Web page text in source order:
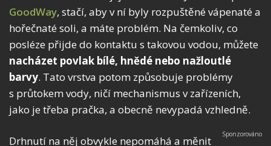
GoodWay, stačí, aby v ní byly rozpuštěné vápenaté a
hořečnaté soli, a máte problém. Na čemkoliv, co
posléze přijde do kontaktu s takovou vodou, můžete
nacházet povlak bílé, hnědé nebo nažloutlé
barvy. Tato vrstva potom způsobuje problémy
s průtokem vody, ničí mechanismus v zařízeních,
jako je třeba pračka, a obecně nevypadá vzhledně.
Drhnutí na něj obvykle nepomáhá a měnit